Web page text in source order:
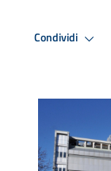
Condividi